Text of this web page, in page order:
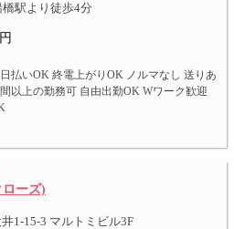
駅より徒歩4分
払いOK 終電上がりOK ノルマなし 送りあ
以上の勤務可 自由出勤OK Wワーク歓迎
ーズ)
1-15-3 マルトミビル3F